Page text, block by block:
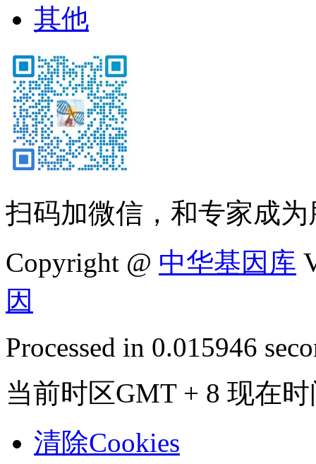
其他
扫码加微信，和专家成为
Copyright @ 中华基因库
因
Processed in 0.015946
当前时区GMT + 8 现在
清除Cookies